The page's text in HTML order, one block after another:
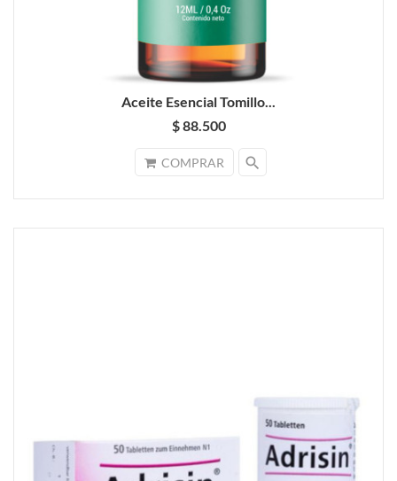
Aceite Esencial Tomillo...
$ 88.500
COMPRAR search